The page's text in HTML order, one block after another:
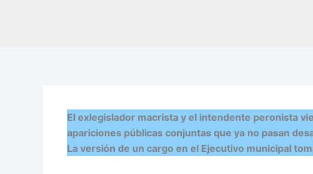
El exlegislador macrista y el intendente peronista
apariciones públicas conjuntas que ya no pasan
La versión de un cargo en el Ejecutivo municipal